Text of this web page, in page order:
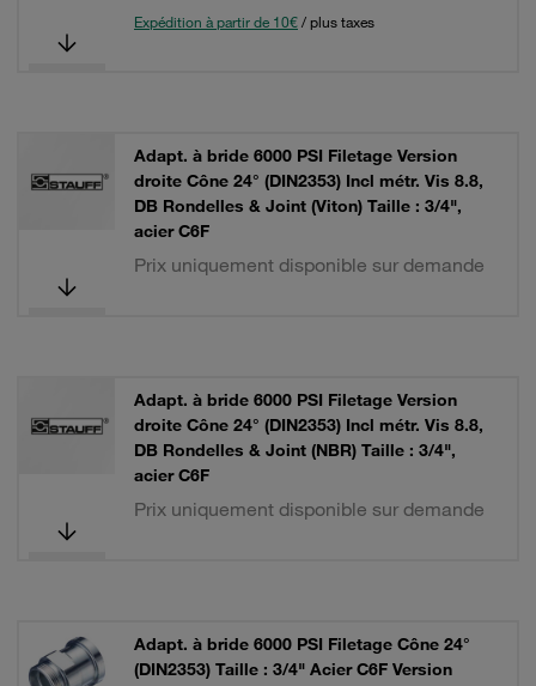
Expédition à partir de 10€/ plus taxes
Adapt. à bride 6000 PSI Filetage Version
droite Cône 24° (DIN2353) Incl métr. Vis 8.8,
DB Rondelles & Joint (Viton) Taille : 3/4",
acier C6F
Prix uniquement disponible sur demande
Adapt. à bride 6000 PSI Filetage Version
droite Cône 24° (DIN2353) Incl métr. Vis 8.8,
DB Rondelles & Joint (NBR) Taille : 3/4",
acier C6F
Prix uniquement disponible sur demande
Adapt. à bride 6000 PSI Filetage Cône 24°
(DIN2353) Taille : 3/4" Acier C6F Version